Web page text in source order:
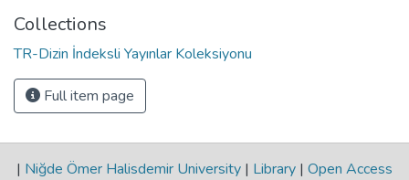
Collections
TR-Dizin İndeksli Yayınlar Koleksiyonu
Full item page
| Niğde Ömer Halisdemir University | Library | Open Access